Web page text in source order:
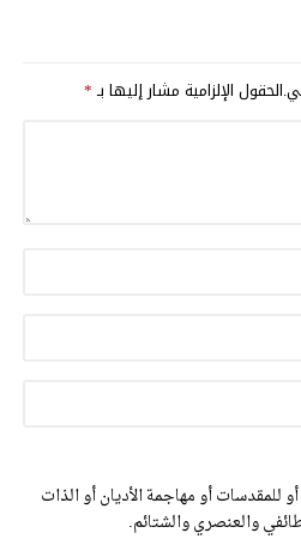
الحقول الإلزامية مشار إليها بـ*
للمقدسات أو مهاجمة الأديان أو الذات
والعنصري والشتائم.